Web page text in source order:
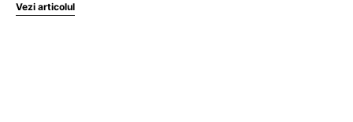
Vezi articolul